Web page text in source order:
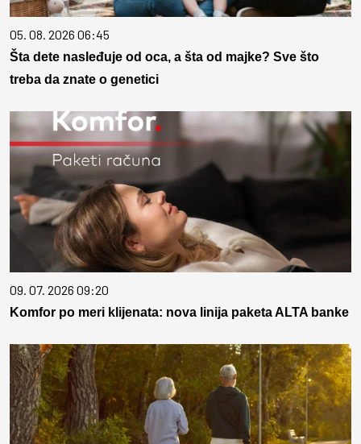
05. 08. 2026 06:45
Šta dete nasleđuje od oca, a šta od majke? Sve što
treba da znate o genetici
09. 07. 2026 09:20
Komfor po meri klijenata: nova linija paketa ALTA banke